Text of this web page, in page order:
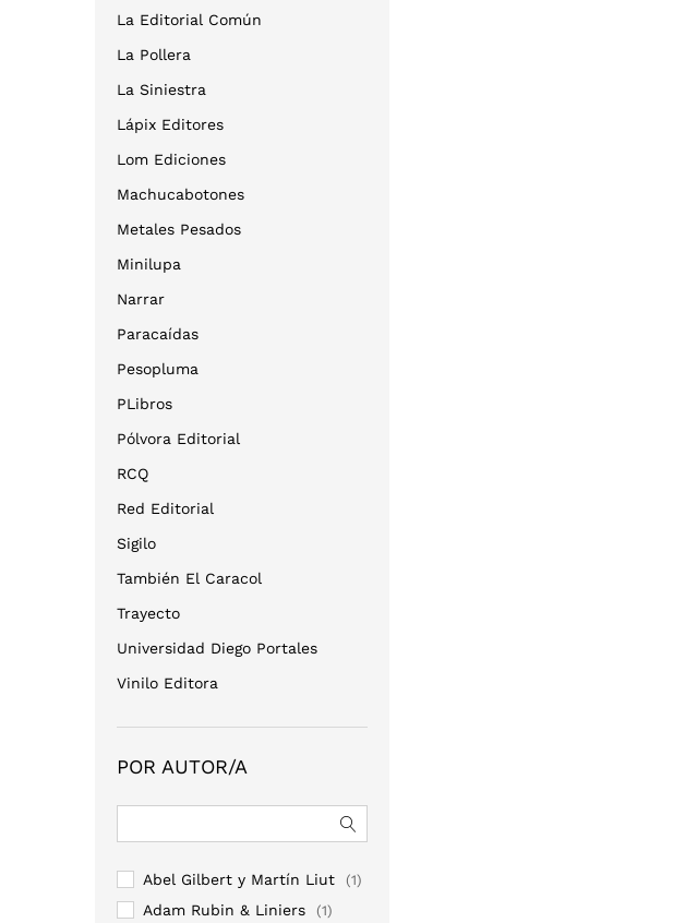
La Editorial Común
La Pollera
La Siniestra
Lápix Editores
Lom Ediciones
Machucabotones
Metales Pesados
Minilupa
Narrar
Paracaídas
Pesopluma
PLibros
Pólvora Editorial
RCQ
Red Editorial
Sigilo
También El Caracol
Trayecto
Universidad Diego Portales
Vinilo Editora
POR AUTOR/A
Abel Gilbert y Martín Liut (1)
Adam Rubin & Liniers (1)